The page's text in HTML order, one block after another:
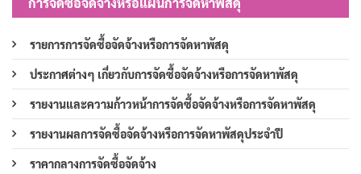
รายการการจัดซื้อจัดจ้างหรือการจัดหาพัสดุ
ประกาศต่างๆ เกี่ยวกับการจัดซื้อจัดจ้างหรือการจัดหาพัสดุ
รายงานและความก้าวหน้าการจัดซื้อจัดจ้างหรือการจัดหาพัสดุ
รายงานผลการจัดซื้อจัดจ้างหรือการจัดหาพัสดุประจำปี
ราคากลางการจัดซื้อจัดจ้าง